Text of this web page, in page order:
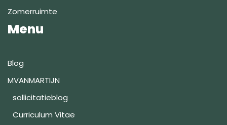
Zomerruimte
Menu
Blog
MVANMARTIJN
sollicitatieblog
Curriculum Vitae